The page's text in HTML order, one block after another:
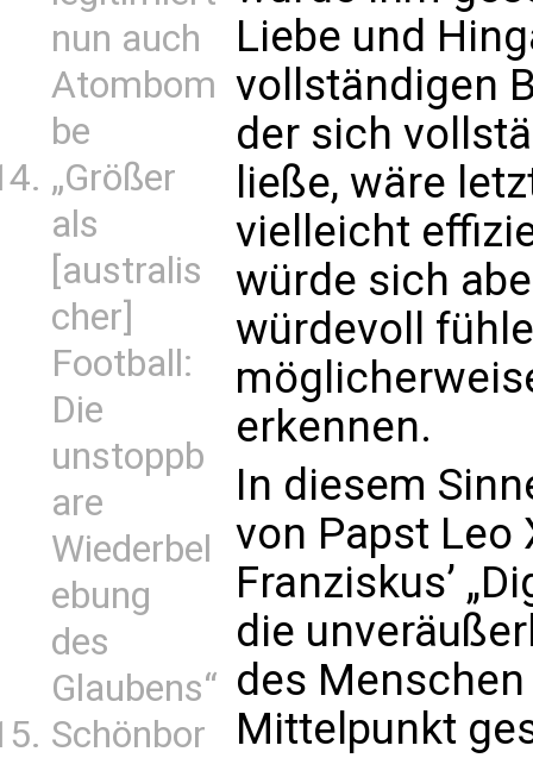
nun auch
Atombom
be
„Größer
als
[australis
cher]
Football:
Die
unstoppb
are
Wiederbel
ebung
des
Glaubens“
Schönbor
Liebe und
vollständigen
der sich
ließe, wäre
vielleicht
würde sich
würdevoll
erkennen.
In diesem
von Papst Leo
Franziskus’
die
des
Mittelpunkt